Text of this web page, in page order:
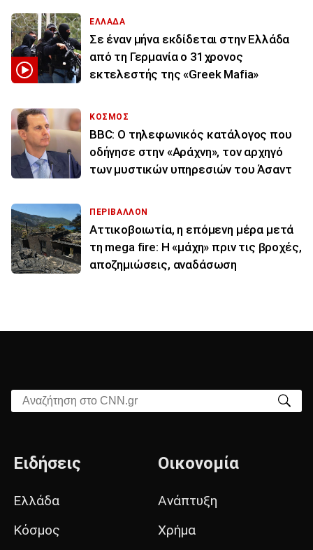
ΕΛΛΑΔΑ
Σε έναν μήνα εκδίδεται στην Ελλάδα
από τη Γερμανία ο 31χρονος
εκτελεστής της «Greek Mafia»
ΚΟΣΜΟΣ
BBC: Ο τηλεφωνικός κατάλογος που
οδήγησε στην «Αράχνη», τον αρχηγό
των μυστικών υπηρεσιών του Άσαντ
ΠΕΡΙΒΑΛΛΟΝ
Αττικοβοιωτία, η επόμενη μέρα μετά
τη mega fire: Η «μάχη» πριν τις βροχές,
αποζημιώσεις, αναδάσωση
Αναζήτηση στο CNN.gr
Ειδήσεις
Ελλάδα
Κόσμος
Οικονομία
Ανάπτυξη
Χρήμα